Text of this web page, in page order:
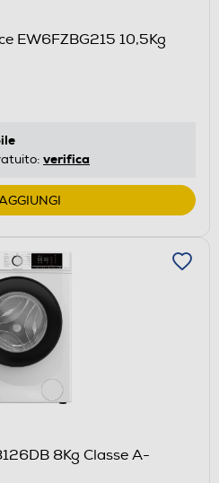
EW6FZBG215 10,5Kg
verifica
8Kg Classe A-